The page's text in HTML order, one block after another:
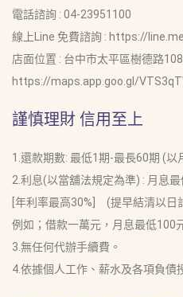
電話諮詢 : 04-23951100
線上Line 免費諮詢 : https://
店面位置 : 台中市太平區樹德路
https://maps.app.goo.gl/
謹慎理財 信用至上
1.還款期數: 最低1期-最長60期 (以
2.利息(以當舖法規定為準) : 月息
[年利率最高30%] (提早結清以日
例如；借款一萬元，月息最低100
3.無任何代辦手續費。
4.依據個人工作、薪水及各項負債